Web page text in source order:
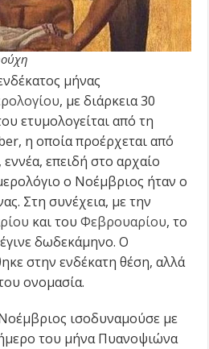
μήνας
, με διάρκεια 30
ετυμολογείται από τη
η οποία προέρχεται από
επειδή στο αρχαίο
ο Νοέμβριος ήταν ο
Στη συνέχεια, με την
και τουΦεβρουαρίου, το
δωδεκάμηνο. Ο
στην ενδέκατη θέση, αλλά
ονομασία.
ισοδυναμούσε με
του μήνα Πυανοψιώνα